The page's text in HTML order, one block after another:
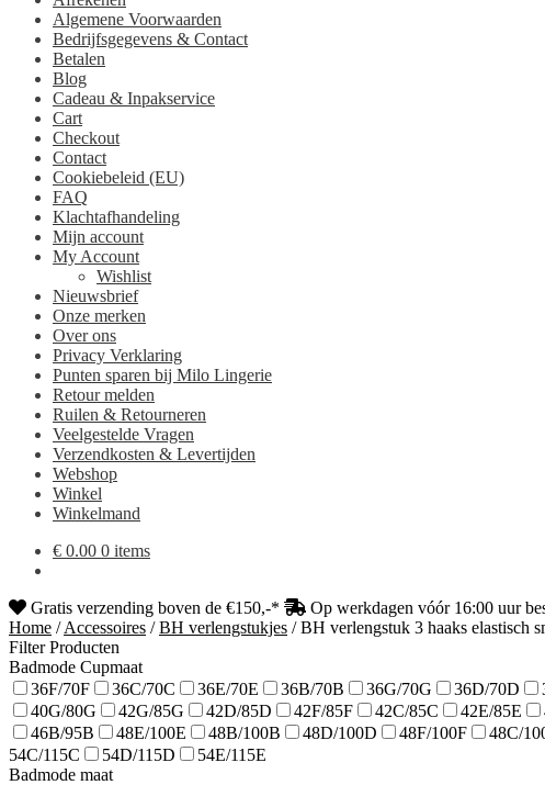
Algemene Voorwaarden
Bedrijfsgegevens & Contact
Betalen
Blog
Cadeau & Inpakservice
Cart
Checkout
Contact
Cookiebeleid (EU)
FAQ
Klachtafhandeling
Mijn account
My Account
Wishlist
Nieuwsbrief
Onze merken
Over ons
Privacy Verklaring
Punten sparen bij Milo Lingerie
Retour melden
Ruilen & Retourneren
Veelgestelde Vragen
Verzendkosten & Levertijden
Webshop
Winkel
Winkelmand
€ 0.00 0 items
Gratis verzending boven de €150,-*
Op werkdagen vóór 16:00 uur
Home /Accessoires /BH verlengstukjes /BH verlengstuk 3 haaks elastisch
Filter Producten
Badmode Cupmaat
36F/70F
36C/70C 36E/70E 36B/70B 36G/70G 36D/70D
40G/80G
42G/85G 42D/85D 42F/85F 42C/85C 42E/85E
46B/95B
48E/100E 48B/100B 48D/100D 48F/100F 48C/
54C/115C
54D/115D
54E/115E
Badmode maat